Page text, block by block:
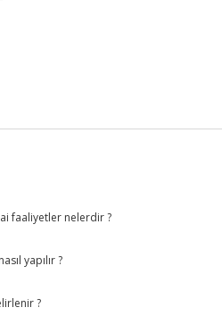
faaliyetler nelerdir ?
yapılır ?
?